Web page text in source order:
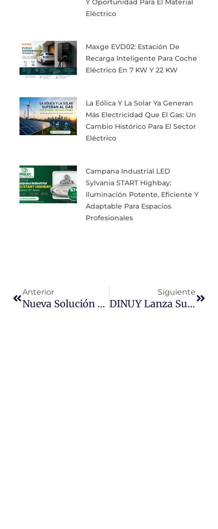
Y Oportunidad Para El Material
Eléctrico
Maxge EVD02: Estación De
Recarga Inteligente Para Coche
Eléctrico En 7 KW Y 22 KW
La Eólica Y La Solar Ya Generan
Más Electricidad Que El Gas: Un
Cambio Histórico Para El Sector
Eléctrico
Campana Industrial LED
Sylvania START Highbay:
Iluminación Potente, Eficiente Y
Adaptable Para Espacios
Profesionales
Anterior
Nueva Solución Unex Universal Y Versátil Para El Sector Sociosanitario
Siguiente
DINUY Lanza Su Nueva Pasarela KNX – DALI